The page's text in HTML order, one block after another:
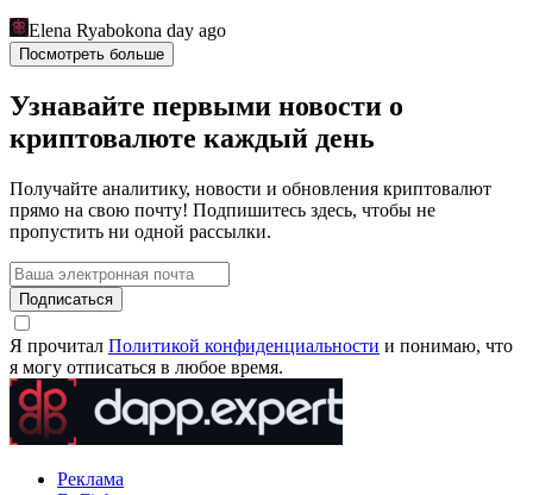
Elena Ryabokona day ago
Посмотреть больше
Узнавайте первыми новости о
криптовалюте каждый день
Получайте аналитику, новости и обновления криптовалют
прямо на свою почту! Подпишитесь здесь, чтобы не
пропустить ни одной рассылки.
Подписаться
Я прочитал Политикой конфиденциальности и понимаю, что
я могу отписаться в любое время.
Реклама